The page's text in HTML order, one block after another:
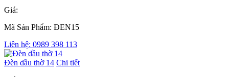
Giá:
Mã Sản Phẩm: ĐEN15
Liên hệ: 0989 398 113
Đèn dầu thờ 14 Chi tiết